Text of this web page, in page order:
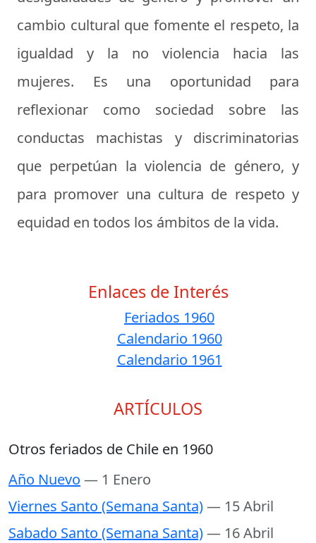
cambio cultural que fomente el respeto, la
igualdad y la no violencia hacia las
mujeres. Es una oportunidad para
reflexionar como sociedad sobre las
conductas machistas y discriminatorias
que perpetúan la violencia de género, y
para promover una cultura de respeto y
equidad en todos los ámbitos de la vida.
Enlaces de Interés
Feriados 1960
Calendario 1960
Calendario 1961
ARTÍCULOS
Otros feriados de Chile en 1960
Año Nuevo — 1 Enero
Viernes Santo (Semana Santa)— 15 Abril
Sabado Santo (Semana Santa)— 16 Abril